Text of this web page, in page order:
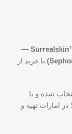
—
با خرید از
شده و با
ضمانت اصالت از فروشگاه رسمی Sephora در امارات تهیه و